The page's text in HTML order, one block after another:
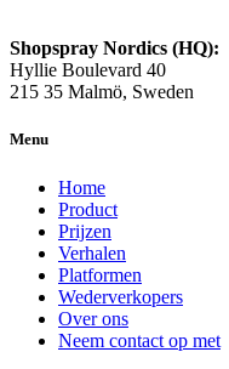
Shopspray Nordics (HQ):
Hyllie Boulevard 40
215 35 Malmö, Sweden
Menu
Home
Product
Prijzen
Verhalen
Platformen
Wederverkopers
Over ons
Neem contact op met